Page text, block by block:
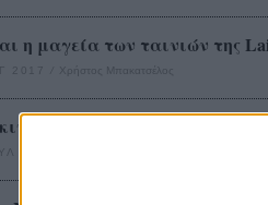
η μαγεία των ταινιών της
2017 Χρήστος Μπακατσέλος
στιγμή στη ζωή και
2017